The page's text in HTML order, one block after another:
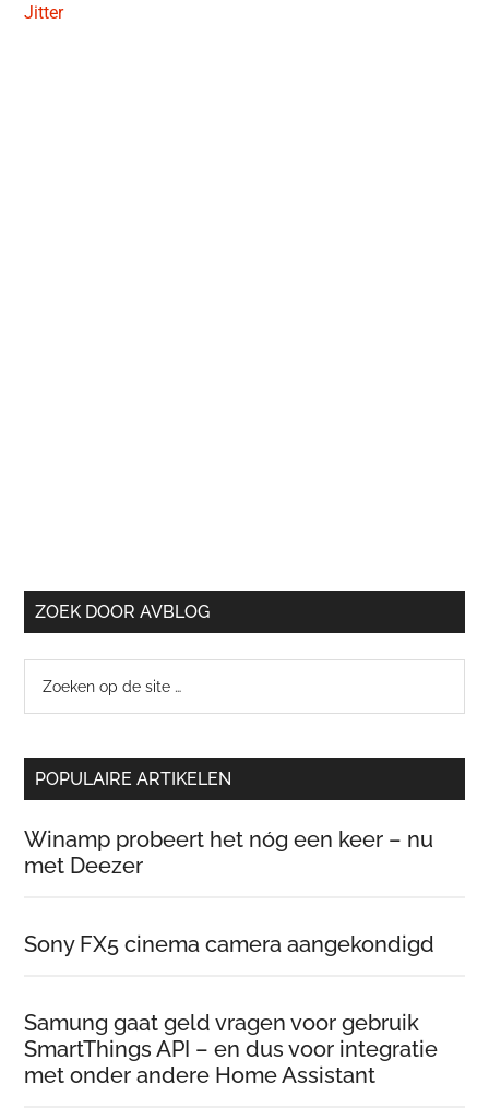
Jitter
ZOEK DOOR AVBLOG
site
POPULAIRE ARTIKELEN
Winamp probeert het nóg een keer – nu
met Deezer
Sony FX5 cinema camera aangekondigd
Samung gaat geld vragen voor gebruik
SmartThings API – en dus voor integratie
met onder andere Home Assistant